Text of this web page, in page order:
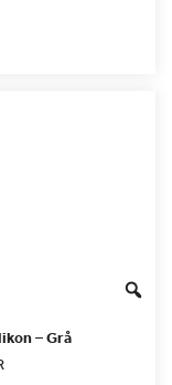
– Grå